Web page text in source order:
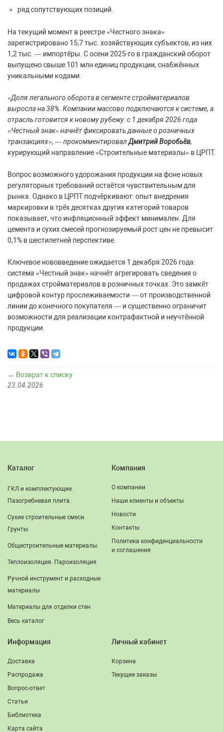
ряд сопутствующих позиций.
На текущий момент в реестре «Честного знака»
зарегистрировано 15,7 тыс. хозяйствующих субъектов, из них
1,2 тыс. — импортёры. С осени 2025-го в гражданский оборот
выпущено свыше 101 млн единиц продукции, снабжённых
уникальными кодами.
«Доля легального оборота в сегменте стройматериалов
выросла на 38%. Компании массово подключаются к системе, а
отрасль готовится к новому рубежу: с 1 декабря 2026 года
«Честный знак» начнёт фиксировать данные о розничных
транзакциях», —прокомментировалДмитрий Воробьёв,
курирующий направление «Строительные материалы» в ЦРПТ.
Вопрос возможного удорожания продукции на фоне новых
регуляторных требований остаётся чувствительным для
рынка. Однако в ЦРПТ подчёркивают: опыт внедрения
маркировки в трёх десятках других категорий товаров
показывает, что инфляционный эффект минимален. Для
цемента и сухих смесей прогнозируемый рост цен не превысит
0,1% в шестилетней перспективе.
Ключевое нововведение ожидается 1 декабря 2026 года:
система «Честный знак» начнёт агрегировать сведения о
продажах стройматериалов в розничных точках. Это замкёт
цифровой контур прослеживаемости — от производственной
линии до конечного покупателя — и существенно ограничит
возможности для реализации контрафактной и неучтённой
продукции.
← Возврат к списку
23.04.2026
Каталог
ГКЛ и комплектующие.
Пазогребневая плита.
Сухие строительные смеси.
Грунты.
Общестроительные материалы.
Теплоизоляция. Пароизоляция
Ручной инструмент и расходные
материалы
Материалы для отделки стен
Весь каталог
Компания
О компании
Наши клиенты и объекты
Новости
Контакты
Политика конфиденциальности
и соглашения
Информация
Доставка
Распродажа
Вопрос-ответ
Статьи
Библиотека
Карта сайта
Личный кабинет
Корзина
Текущие заказы